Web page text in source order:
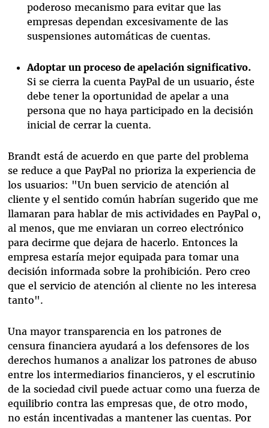
poderoso mecanismo para evitar que las
empresas dependan excesivamente de las
suspensiones automáticas de cuentas.
Adoptar un proceso de apelación significativo.
Si se cierra la cuenta PayPal de un usuario, éste
debe tener la oportunidad de apelar a una
persona que no haya participado en la decisión
inicial de cerrar la cuenta.
Brandt está de acuerdo en que parte del problema
se reduce a que PayPal no prioriza la experiencia de
los usuarios: "Un buen servicio de atención al
cliente y el sentido común habrían sugerido que me
llamaran para hablar de mis actividades en PayPal o,
al menos, que me enviaran un correo electrónico
para decirme que dejara de hacerlo. Entonces la
empresa estaría mejor equipada para tomar una
decisión informada sobre la prohibición. Pero creo
que el servicio de atención al cliente no les interesa
tanto".
Una mayor transparencia en los patrones de
censura financiera ayudará a los defensores de los
derechos humanos a analizar los patrones de abuso
entre los intermediarios financieros, y el escrutinio
de la sociedad civil puede actuar como una fuerza de
equilibrio contra las empresas que, de otro modo,
no están incentivadas a mantener las cuentas. Por